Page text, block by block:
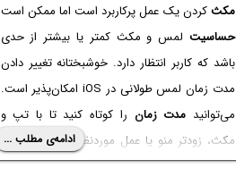
مکثکردن یک عمل پرکاربرد است اما ممکن است
حساسیت لمس و مکث کمتر یا بیشتر از حدی
باشد که کاربر انتظار دارد. خوشبختانه تغییر دادن
مدت زمان لمس طولانی در iOS امکان‌پذیر است.
می‌توانید مدت زمان را کوتاه کنید تا با تپ و
مکث، زودتر منو یا عمل موردنظر انجام شود و یا
برعکس، مدت زمان را بیشتر کنید.
ادامه‌ی مطلب ...